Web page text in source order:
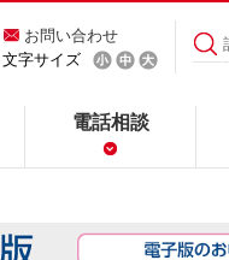
お問い合わせ
文字サイズ
電話相談